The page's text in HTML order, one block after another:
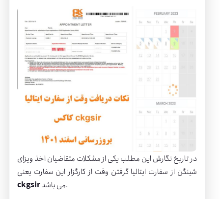
در تاریخ نگارش این مطلب یکی از مشکلات متقاضیان اخذ ویزای
شینگن از سفارت ایتالیا گرفتن وقت از کارگزار این سفارت یعنی
ckgsir
می باشد.